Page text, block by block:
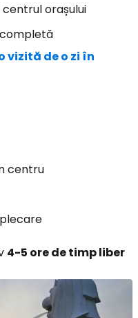
orașului
vizită de o zi în
centru
4-5 ore de timp liber